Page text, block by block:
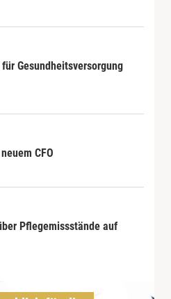
Gesundheitsversorgung
CFO
Pflegemissstände auf